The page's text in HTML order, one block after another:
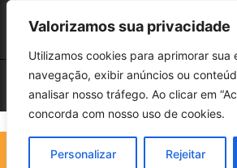
Valorizamos sua privacidade
Utilizamos cookies para aprimorar sua
navegação, exibir anúncios ou
analisar nosso tráfego. Ao clicar em
concorda com nosso uso de cookies.
Personalizar Rejeitar